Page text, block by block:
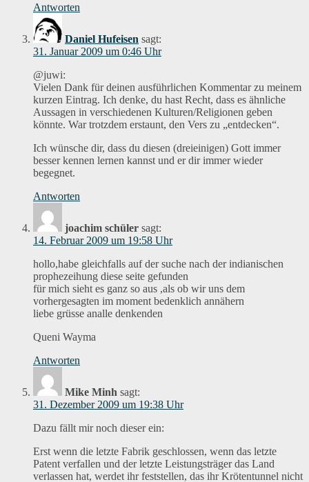
Antworten
Daniel Hufeisen sagt:
31. Januar 2009 um 0:46 Uhr
@juwi:
Vielen Dank für deinen ausführlichen Kommentar zu meinem
kurzen Eintrag. Ich denke, du hast Recht, dass es ähnliche
Aussagen in verschiedenen Kulturen/Religionen geben
könnte. War trotzdem erstaunt, den Vers zu „entdecken“.
Ich wünsche dir, dass du diesen (dreieinigen) Gott immer
besser kennen lernen kannst und er dir immer wieder
begegnet.
Antworten
joachim schüler sagt:
14. Februar 2009 um 19:58 Uhr
hollo,habe gleichfalls auf der suche nach der indianischen
prophezeihung diese seite gefunden
für mich sieht es ganz so aus ,als ob wir uns dem
vorhergesagten im moment bedenklich annähern
liebe grüsse analle denkenden
Queni Wayma
Antworten
Mike Minh sagt:
31. Dezember 2009 um 19:38 Uhr
Dazu fällt mir noch dieser ein:
Erst wenn die letzte Fabrik geschlossen, wenn das letzte
Patent verfallen und der letzte Leistungsträger das Land
verlassen hat, werdet ihr feststellen, das ihr Krötentunnel nicht